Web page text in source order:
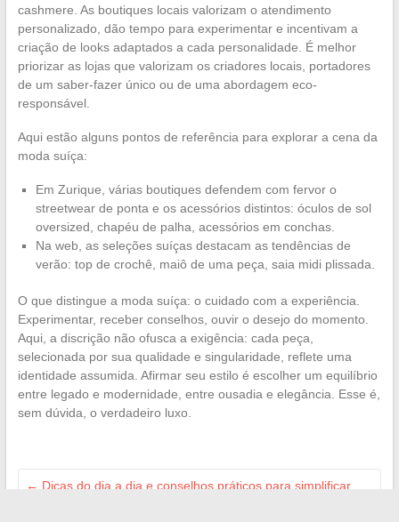
cashmere. As boutiques locais valorizam o atendimento
personalizado, dão tempo para experimentar e incentivam a
criação de looks adaptados a cada personalidade. É melhor
priorizar as lojas que valorizam os criadores locais, portadores
de um saber-fazer único ou de uma abordagem eco-
responsável.
Aqui estão alguns pontos de referência para explorar a cena da
moda suíça:
Em Zurique, várias boutiques defendem com fervor o
streetwear de ponta e os acessórios distintos: óculos de sol
oversized, chapéu de palha, acessórios em conchas.
Na web, as seleções suíças destacam as tendências de
verão: top de crochê, maiô de uma peça, saia midi plissada.
O que distingue a moda suíça: o cuidado com a experiência.
Experimentar, receber conselhos, ouvir o desejo do momento.
Aqui, a discrição não ofusca a exigência: cada peça,
selecionada por sua qualidade e singularidade, reflete uma
identidade assumida. Afirmar seu estilo é escolher um equilíbrio
entre legado e modernidade, entre ousadia e elegância. Esse é,
sem dúvida, o verdadeiro luxo.
← Dicas do dia a dia e conselhos práticos para simplificar